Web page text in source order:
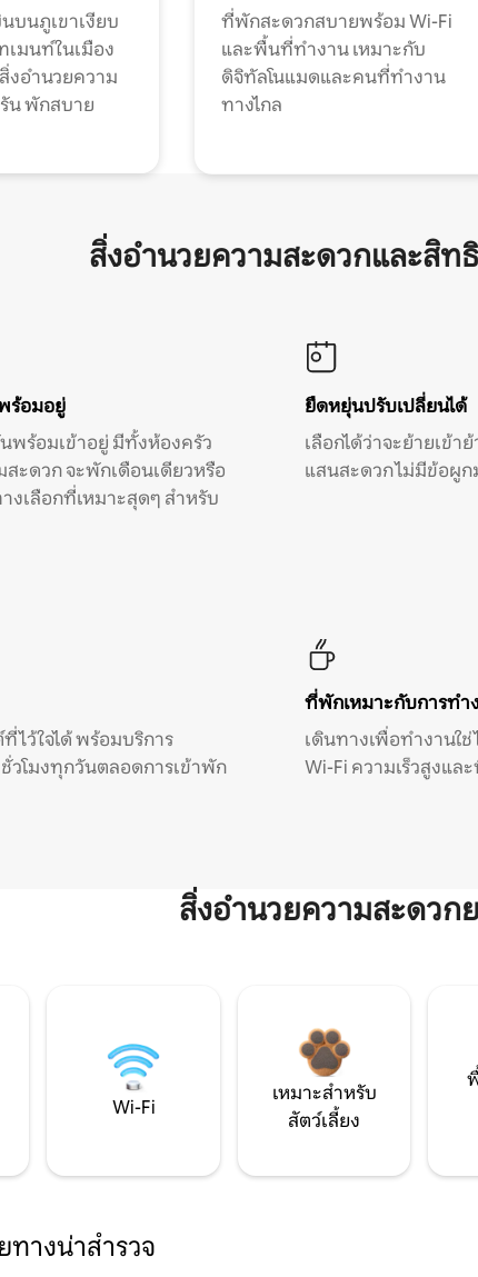
บนภูเขาเงียบ
เมนท์ในเมือง
งอำนวยความ
น พักสบาย
ที่พักสะดวกสบายพร้อม Wi-Fi
และพื้นที่ทำงาน เหมาะกับ
ดิจิทัลโนแมดและคนที่ทำงาน
ทางไกล
สิ่งอำนวยความสะดวกและสิท
ร้อมอยู่
พร้อมเข้าอยู่ มีทั้งห้องครัว
ะดวก จะพักเดือนเดียวหรือ
งเลือกที่เหมาะสุดๆ สำหรับ
ยืดหยุ่นปรับเปลี่ยนได้
เลือกได้ว่าจะย้ายเข้า
แสนสะดวก ไม่มีข้อผูก
ไว้ใจได้ พร้อมบริการ
วโมงทุกวันตลอดการเข้าพัก
ที่พักเหมาะกับการทำ
เดินทางเพื่อทำงานใ
Wi-Fi ความเร็วสูงแ
สิ่งอำนวยความสะดว
Wi-Fi
เหมาะสำหรับ
สัตว์เลี้ยง
างน่าสำรวจ